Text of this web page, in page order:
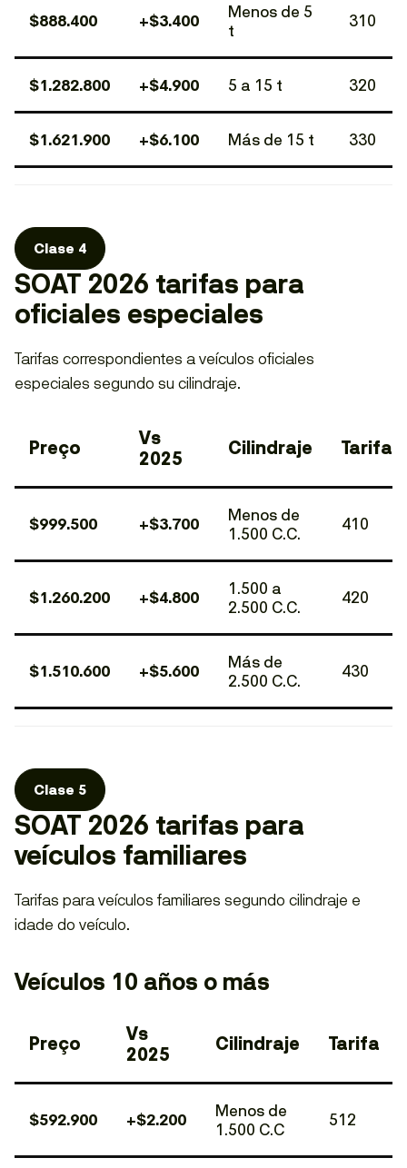
$888.400 +$3.400
Menos de 5
t
310
$1.282.800 +$4.900 5 a 15 t 320
$1.621.900 +$6.100 Más de 15 t 330
Clase 4
SOAT 2026 tarifas para
oficiales especiales
Tarifas correspondientes a veículos oficiales
especiales segundo su cilindraje.
Preço
Vs
2025
Cilindraje Tarifa
$999.500 +$3.700
Menos de
1.500 C.C.
410
$1.260.200 +$4.800
1.500 a
2.500 C.C.
420
$1.510.600 +$5.600
Más de
2.500 C.C.
430
Clase 5
SOAT 2026 tarifas para
veículos familiares
Tarifas para veículos familiares segundo cilindraje e
idade do veículo.
Veículos 10 años o más
Preço
Vs
2025
Cilindraje Tarifa
$592.900 +$2.200
Menos de
1.500 C.C
512